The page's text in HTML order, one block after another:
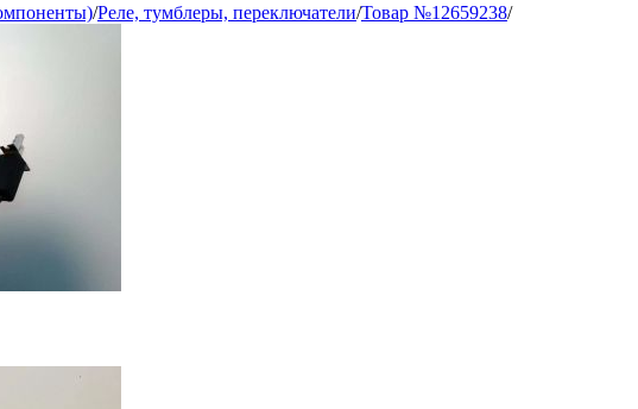
/Реле, тумблеры, переключатели/Товар №12659238/